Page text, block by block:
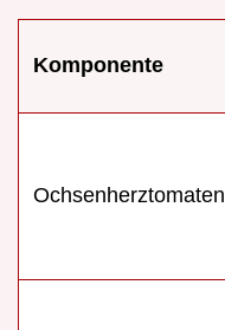
Komponente
Ochsenherztomaten